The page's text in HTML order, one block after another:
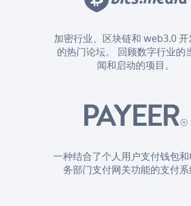
加密行业、区块链和 web3.0
的热门论坛。 回顾数字行业的
闻和启动的项目。
一种结合了个人用户支付钱包
务部门支付网关功能的支付系